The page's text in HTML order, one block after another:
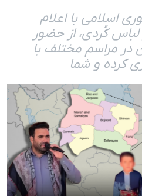
اسلامی با اعلام
کُردی، از حضور
در مراسم مختلف با
کرده‌ و شما